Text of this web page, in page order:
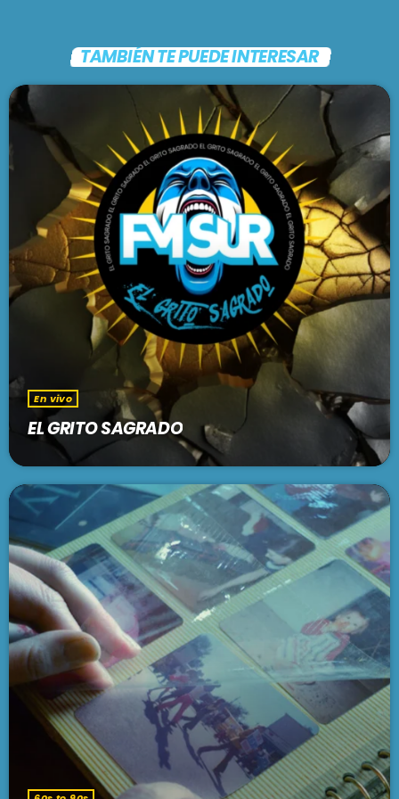
MALLORCA
TIENDA
EN VIVO AHORA!
Folclore contemporáneo
FOLKLORÍSIMO
7:00 am - 7:30 am
SE VIENE . . .
UNA MAÑANA CUALQUIERA
7:30 am - 9:30 am
UN CUENTO ARGENTO
9:30 am - 1:00 pm
BRUNCH
1:00 pm - 3:00 pm
TAMBIÉN TE PUEDE INTERESAR
En vivo
EL GRITO SAGRADO